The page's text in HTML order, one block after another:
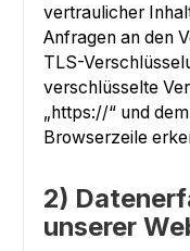
vertraulicher
Anfragen an den
TLS-
verschlüsselte
„https://“ und
Browserzeile
2)
unserer